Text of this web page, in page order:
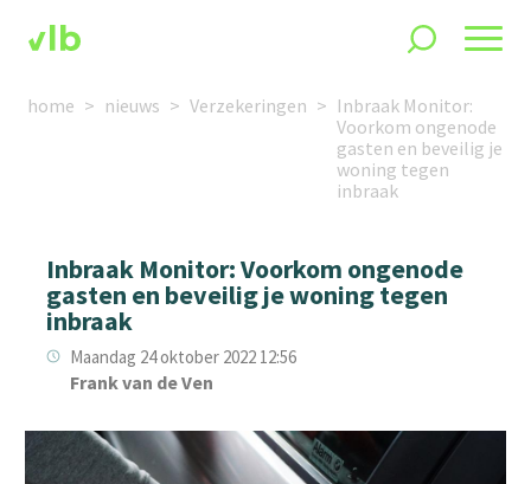
home nieuws Verzekeringen
Inbraak Monitor:
Voorkom ongenode
gasten en beveilig je
woning tegen
inbraak
Inbraak Monitor: Voorkom ongenode
gasten en beveilig je woning tegen
inbraak
Maandag 24 oktober 2022 12:56
Frank van de Ven